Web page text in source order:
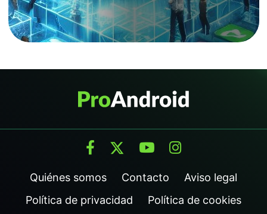
Quiénes somos Contacto
Aviso legal
Política de privacidad
Política de cookies